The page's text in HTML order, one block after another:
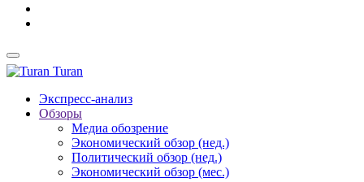
Turan
Экспресс-анализ
Обзоры
Медиа обозрение
Экономический обзор (нед.)
Политический обзор (нед.)
Экономический обзор (мес.)